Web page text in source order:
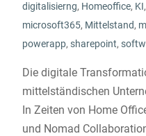
digitalisierng, Homeoffice, KI,
microsoft365, Mittelstand,
powerapp, sharepoint,
Die digitale
mittelständischen
In Zeiten von Home
und Nomad